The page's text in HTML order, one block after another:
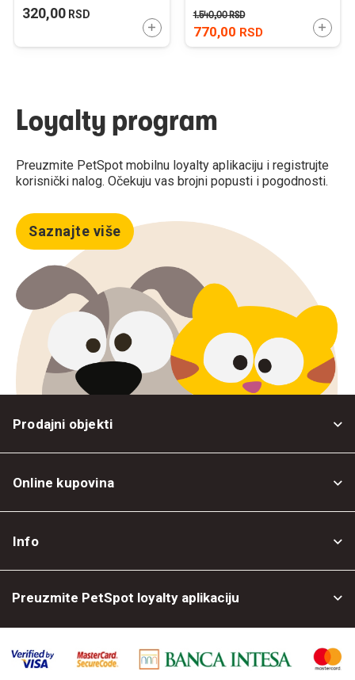
320,00 RSD
DODAJTE U KORPU
770,00 RSD
1.540,00RSD
Loyalty program
Preuzmite PetSpot mobilnu loyalty aplikaciju i registrujte
korisnički nalog. Očekuju vas brojni popusti i pogodnosti.
Saznajte više
Prodajni objekti
Online kupovina
Info
Preuzmite PetSpot loyalty aplikaciju